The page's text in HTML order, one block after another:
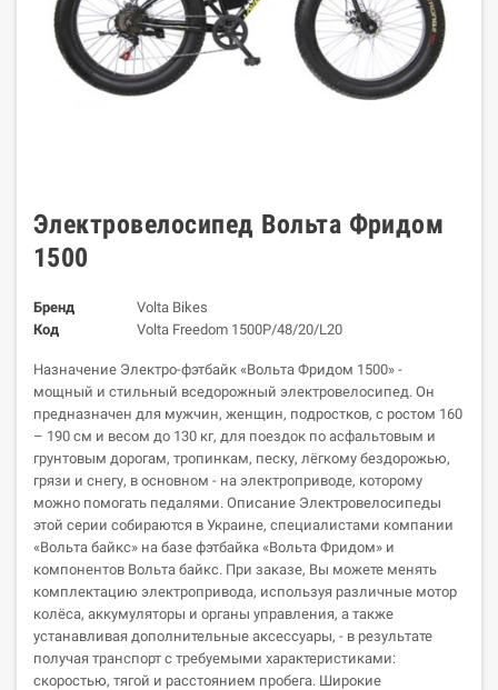
Электровелосипед Вольта Фридом
1500
Бренд
Volta Bikes
Код
Volta Freedom 1500Р/48/20/L20
Назначение Электро-фэтбайк «Вольта Фридом 1500» -
мощный и стильный вседорожный электровелосипед. Он
предназначен для мужчин, женщин, подростков, с ростом 160
– 190 см и весом до 130 кг, для поездок по асфальтовым и
грунтовым дорогам, тропинкам, песку, лёгкому бездорожью,
грязи и снегу, в основном - на электроприводе, которому
можно помогать педалями. Описание Электровелосипеды
этой серии собираются в Украине, специалистами компании
«Вольта байкс» на базе фэтбайка «Вольта Фридом» и
компонентов Вольта байкс. При заказе, Вы можете менять
комплектацию электропривода, используя различные мотор
колёса, аккумуляторы и органы управления, а также
устанавливая дополнительные аксессуары, - в результате
получая транспорт с требуемыми характеристиками:
скоростью, тягой и расстоянием пробега. Широкие